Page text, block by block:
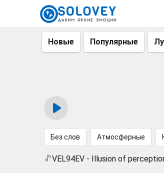
Новые Популярные
Без слов Атмосферные
VEL94EV - Illusion of